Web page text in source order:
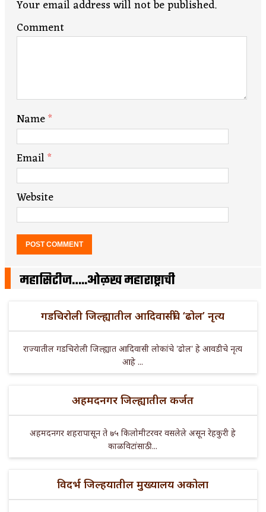
Your email address will not be published.
Comment
Name*
Email*
Website
महासिटीज…..ओळख महाराष्ट्राची
गडचिरोली जिल्ह्यातील आदिवासींचे ‘ढोल’ नृत्य
राज्यातील गडचिरोली जिल्ह्यात आदिवासी लोकांचे 'ढोल' हे आवडीचे नृत्य
आहे ...
अहमदनगर जिल्ह्यातील कर्जत
अहमदनगर शहरापासून ते ७५ किलोमीटरवर वसलेले असून रेहकुरी हे
काळविटांसाठी ...
विदर्भ जिल्हयातील मुख्यालय अकोला